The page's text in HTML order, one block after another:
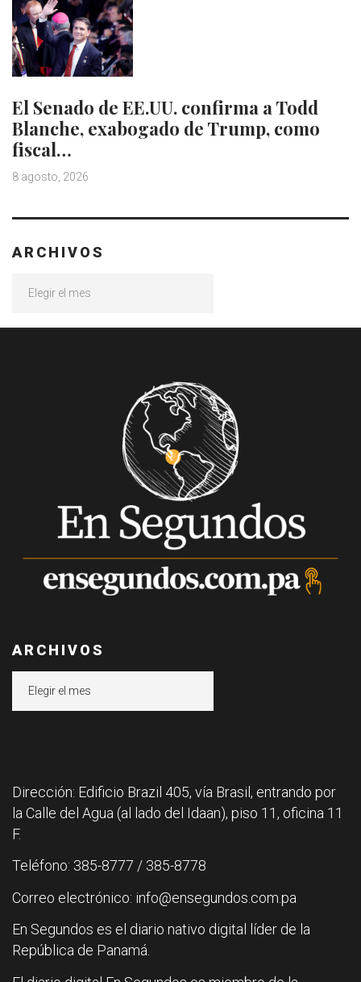
El Senado de EE.UU. confirma a Todd
Blanche, exabogado de Trump, como
fiscal…
8 agosto, 2026
ARCHIVOS
ARCHIVOS
Dirección: Edificio Brazil 405, vía Brasil, entrando por
la Calle del Agua (al lado del Idaan), piso 11, oficina 11
F.
Teléfono: 385-8777 / 385-8778
Correo electrónico: info@ensegundos.com.pa
En Segundos es el diario nativo digital líder de la
República de Panamá.